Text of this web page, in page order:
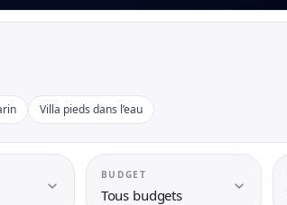
Villa pieds dans l’eau
BUDGET
Tous budgets